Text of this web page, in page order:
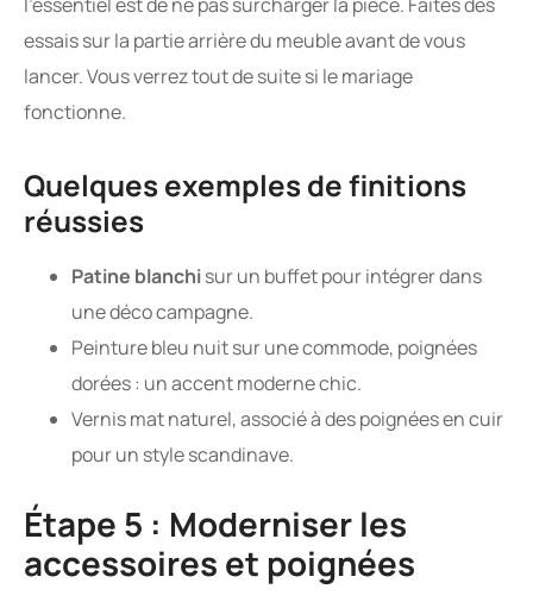
essais sur la partie arrière du meuble avant de vous
lancer. Vous verrez tout de suite si le mariage
fonctionne.
Quelques exemples de finitions
réussies
Patine blanchisur un buffet pour intégrer dans
une déco campagne.
Peinture bleu nuit sur une commode, poignées
dorées : un accent moderne chic.
Vernis mat naturel, associé à des poignées en cuir
pour un style scandinave.
Étape 5 : Moderniser les
accessoires et poignées